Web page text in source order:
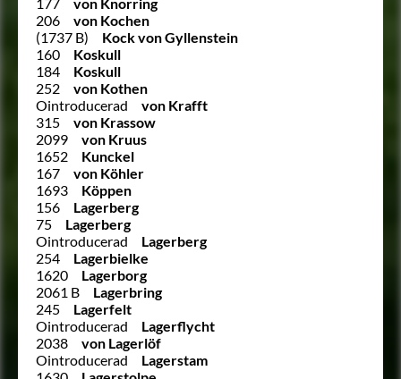
177
von Knorring
206
von Kochen
(1737 B)
Kock von Gyllenstein
160
Koskull
184
Koskull
252
von Kothen
Ointroducerad
von Krafft
315
von Krassow
2099
von Kruus
1652
Kunckel
167
von Köhler
1693
Köppen
156
Lagerberg
75
Lagerberg
Ointroducerad
Lagerberg
254
Lagerbielke
1620
Lagerborg
2061 B
Lagerbring
245
Lagerfelt
Ointroducerad
Lagerflycht
2038
von Lagerlöf
Ointroducerad
Lagerstam